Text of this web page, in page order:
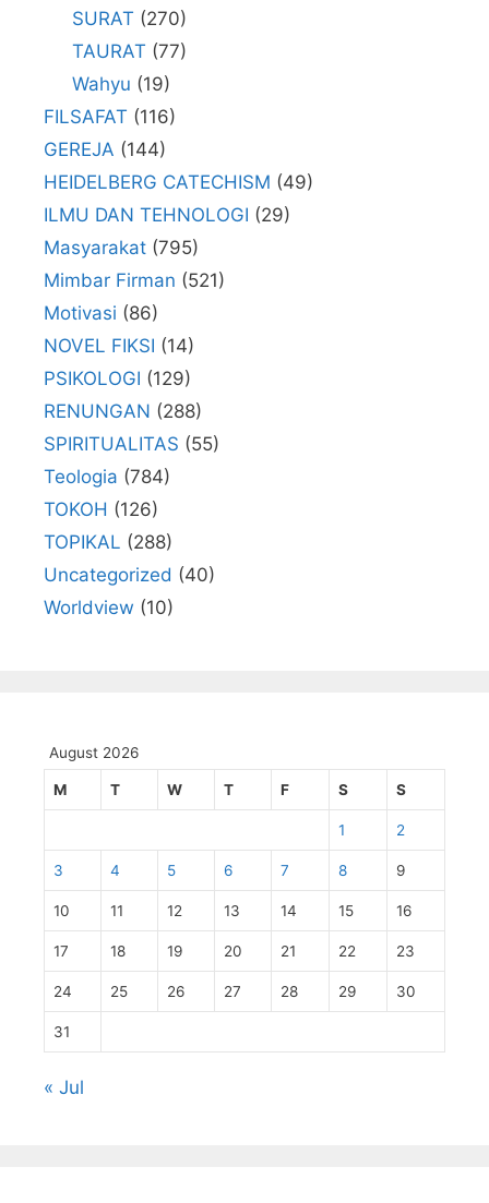
SURAT (270)
TAURAT (77)
Wahyu (19)
FILSAFAT (116)
GEREJA (144)
HEIDELBERG CATECHISM (49)
ILMU DAN TEHNOLOGI (29)
Masyarakat (795)
Mimbar Firman (521)
Motivasi (86)
NOVEL FIKSI (14)
PSIKOLOGI (129)
RENUNGAN (288)
SPIRITUALITAS (55)
Teologia (784)
TOKOH (126)
TOPIKAL (288)
Uncategorized (40)
Worldview (10)
August 2026
M T W T F S S
1 2
3 4 5 6 7 8 9
10 11 12 13 14 15 16
17 18 19 20 21 22 23
24 25 26 27 28 29 30
31
« Jul